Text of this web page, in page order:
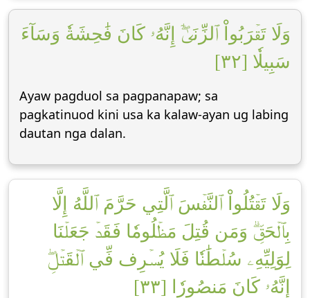
وَلَا تَقۡرَبُواْ ٱلزِّنَىٰٓۖ إِنَّهُۥ كَانَ فَٰحِشَةٗ وَسَآءَ
سَبِيلٗا [٣٢]
Ayaw pagduol sa pagpanapaw; sa
pagkatinuod kini usa ka kalaw-ayan ug labing
dautan nga dalan.
وَلَا تَقۡتُلُواْ ٱلنَّفۡسَ ٱلَّتِي حَرَّمَ ٱللَّهُ إِلَّا
بِٱلۡحَقِّۗ وَمَن قُتِلَ مَظۡلُومٗا فَقَدۡ جَعَلۡنَا
لِوَلِيِّهِۦ سُلۡطَٰنٗا فَلَا يُسۡرِف فِّي ٱلۡقَتۡلِۖ
إِنَّهُۥ كَانَ مَنصُورٗا [٣٣]